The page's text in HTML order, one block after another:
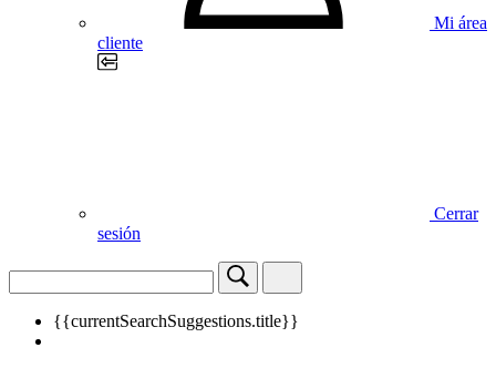
Mi área
cliente
Cerrar
sesión
{{currentSearchSuggestions.title}}